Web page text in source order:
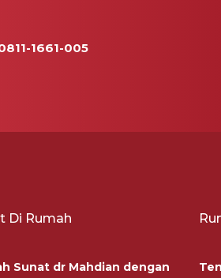
1661-005
Di Rumah
Sunat dr Mahdian dengan